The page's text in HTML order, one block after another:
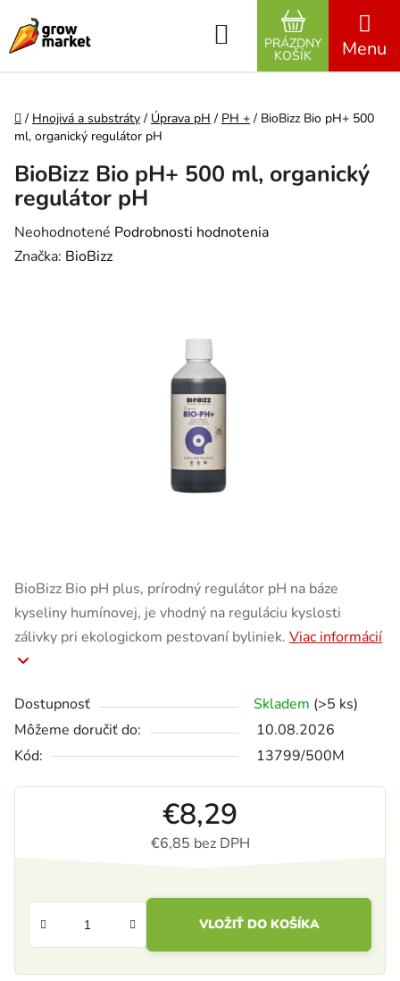
Hľadať
NÁKUPNÝ
PRÁZDNY
KOŠÍK
Domov
/ Hnojivá a substráty / Úprava pH / PH + / BioBizz Bio pH+ 500
ml, organický regulátor pH
BioBizz Bio pH plus, prírodný regulátor pH na báze
kyseliny humínovej, je vhodný na reguláciu kyslosti
zálivky pri ekologickom pestovaní byliniek. Viac informácií
Dostupnosť Skladem (>5 ks)
Môžeme doručiť do:
10.08.2026
Kód:
13799/500M
€8,29
€6,85 bez DPH
VLOŽIŤ DO KOŠÍKA
BioBizz Bio pH+ 500 ml, organický
regulátor pH
Priemerné hodnotenie produktu je 0,0 z 5 hviezdičiek.
Neohodnotené Podrobnosti hodnotenia
Značka: BioBizz